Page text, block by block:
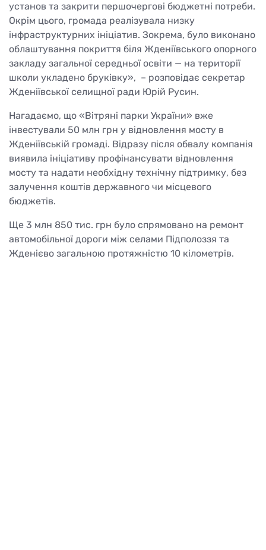
установ та закрити першочергові бюджетні потреби.
Окрім цього, громада реалізувала низку
інфраструктурних ініціатив. Зокрема, було виконано
облаштування покриття біля Жденіївського опорного
закладу загальної середньої освіти — на території
школи укладено бруківку», – розповідає секретар
Жденіївської селищної ради Юрій Русин.
Нагадаємо, що «Вітряні парки України» вже
інвестували 50 млн грн у відновлення мосту в
Жденіївській громаді. Відразу після обвалу компанія
виявила ініціативу профінансувати відновлення
мосту та надати необхідну технічну підтримку, без
залучення коштів державного чи місцевого
бюджетів.
Ще 3 млн 850 тис. грн було спрямовано на ремонт
автомобільної дороги між селами Підполоззя та
Жденієво загальною протяжністю 10 кілометрів.